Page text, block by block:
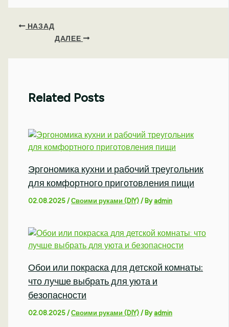
НАЗАД
ДАЛЕЕ
Related Posts
Эргономика кухни и рабочий треугольник
для комфортного приготовления пищи
02.08.2025/Своими руками (DIY) / Byadmin
Обои или покраска для детской комнаты:
что лучше выбрать для уюта и
безопасности
02.08.2025/Своими руками (DIY) / Byadmin